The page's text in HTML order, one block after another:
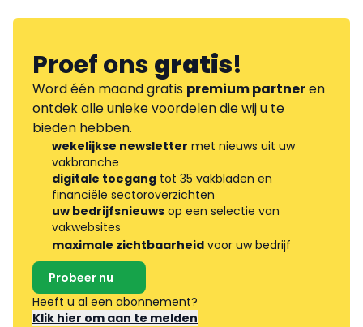
Proef onsgratis!
Word één maand gratis premium partneren
ontdek alle unieke voordelen die wij u te
bieden hebben.
wekelijkse newsletter met nieuws uit uw
vakbranche
digitale toegang tot 35 vakbladen en
financiële sectoroverzichten
uw bedrijfsnieuws op een selectie van
vakwebsites
maximale zichtbaarheid voor uw bedrijf
Probeer nu
Heeft u al een abonnement?
Klik hier om aan te melden